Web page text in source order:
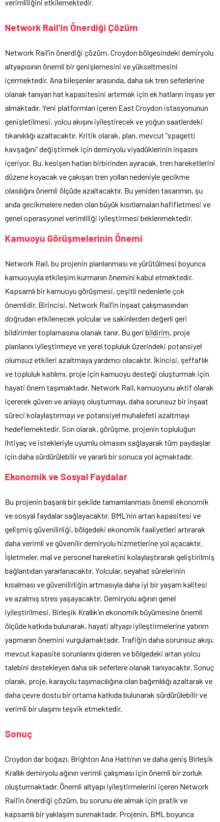
verimliliğini etkilemektedir.
Network Rail’in Önerdiği Çözüm
Network Rail’in önerdiği çözüm, Croydon bölgesindeki demiryolu
altyapısının önemli bir genişlemesini ve yükseltmesini
içermektedir. Ana bileşenler arasında, daha sık tren seferlerine
olanak tanıyan hat kapasitesini artırmak için ek hatların inşası yer
almaktadır. Yeni platformları içeren East Croydon istasyonunun
genişletilmesi, yolcu akışını iyileştirecek ve yoğun saatlerdeki
tıkanıklığı azaltacaktır. Kritik olarak, plan, mevcut “spagetti
kavşağını” değiştirmek için demiryolu viyadüklerinin inşasını
içeriyor. Bu, kesişen hatları birbirinden ayıracak, tren hareketlerini
düzene koyacak ve çakışan tren yolları nedeniyle gecikme
olasılığını önemli ölçüde azaltacaktır. Bu yeniden tasarımın, şu
anda gecikmelere neden olan büyük kısıtlamaları hafifletmesi ve
genel operasyonel verimliliği iyileştirmesi beklenmektedir.
Kamuoyu Görüşmelerinin Önemi
Network Rail, bu projenin planlanması ve yürütülmesi boyunca
kamuoyuyla etkileşim kurmanın önemini kabul etmektedir.
Kapsamlı bir kamuoyu görüşmesi, çeşitli nedenlerle çok
önemlidir. Birincisi, Network Rail’in inşaat çalışmasından
doğrudan etkilenecek yolcular ve sakinlerden değerli geri
bildirimler toplamasına olanak tanır. Bu geri bildirim, proje
planlarını iyileştirmeye ve yerel topluluk üzerindeki potansiyel
olumsuz etkileri azaltmaya yardımcı olacaktır. İkincisi, şeffaflık
ve topluluk katılımı, proje için kamuoyu desteği oluşturmak için
hayati önem taşımaktadır. Network Rail, kamuoyunu aktif olarak
içererek güven ve anlayış oluşturmayı, daha sorunsuz bir inşaat
süreci kolaylaştırmayı ve potansiyel muhalefeti azaltmayı
hedeflemektedir. Son olarak, görüşme, projenin topluluğun
ihtiyaç ve istekleriyle uyumlu olmasını sağlayarak tüm paydaşlar
için daha sürdürülebilir ve yararlı bir sonuca yol açmaktadır.
Ekonomik ve Sosyal Faydalar
Bu projenin başarılı bir şekilde tamamlanması önemli ekonomik
ve sosyal faydalar sağlayacaktır. BML’nin artan kapasitesi ve
gelişmiş güvenilirliği, bölgedeki ekonomik faaliyetleri artırarak
daha verimli ve güvenilir demiryolu hizmetlerine yol açacaktır.
İşletmeler, mal ve personel hareketini kolaylaştırarak geliştirilmiş
bağlantıdan yararlanacaktır. Yolcular, seyahat sürelerinin
kısalması ve güvenilirliğin artmasıyla daha iyi bir yaşam kalitesi
ve azalmış stres yaşayacaktır. Demiryolu ağının genel
iyileştirilmesi, Birleşik Krallık’ın ekonomik büyümesine önemli
ölçüde katkıda bulunarak, hayati altyapı iyileştirmelerine yatırım
yapmanın önemini vurgulamaktadır. Trafiğin daha sorunsuz akışı,
mevcut kapasite sorunlarını gideren ve bölgedeki artan yolcu
talebini destekleyen daha sık seferlere olanak tanıyacaktır. Sonuç
olarak, proje, karayolu taşımacılığına olan bağımlılığı azaltarak ve
daha çevre dostu bir ortama katkıda bulunarak sürdürülebilir ve
verimli bir ulaşımı teşvik etmektedir.
Sonuç
Croydon dar boğazı, Brighton Ana Hattı’nın ve daha geniş Birleşik
Krallık demiryolu ağının verimli çalışması için önemli bir zorluk
oluşturmaktadır. Önemli altyapı iyileştirmelerini içeren Network
Rail’in önerdiği çözüm, bu sorunu ele almak için pratik ve
kapsamlı bir yaklaşım sunmaktadır. Projenin, BML boyunca